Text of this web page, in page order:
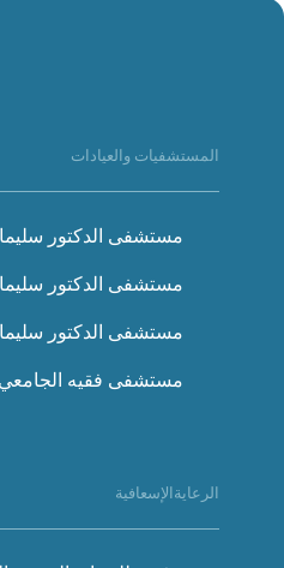
المستشفيات والعيادات
مستشفى الدكتور
مستشفى الدكتور
مستشفى الدكتور
مستشفى فقيه
الرعايةالإسعافية